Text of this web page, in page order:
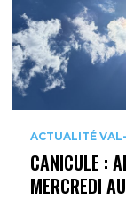
ACTUALITÉ
CANICULE :
MERCREDI